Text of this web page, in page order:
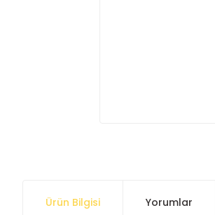
Ürün Bilgisi Yorumlar